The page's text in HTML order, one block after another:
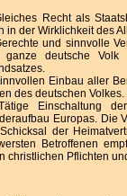
Recht als
in der Wirklichkeit des
und sinnvolle
ganze deutsche Volk
Einbau aller
des deutschen Volkes.
Einschaltung
Europas. Die
der
Betroffenen
christlichen Pflichten